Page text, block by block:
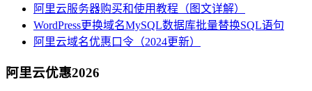
阿里云服务器购买和使用教程（图文详解）
WordPress更换域名MySQL数据库批量替换SQL语句
阿里云域名优惠口令（2024更新）
阿里云优惠2026